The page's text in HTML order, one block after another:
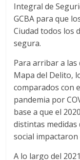
Integral de
GCBA para que
Ciudad todos los
segura.
Para arribar a las
Mapa del Delito,
comparados con
pandemia por
base a que el
distintas
social impactaron
A lo largo del